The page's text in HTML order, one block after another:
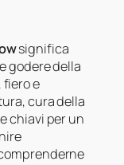
significa
godere della
e
cura della
chiavi per un